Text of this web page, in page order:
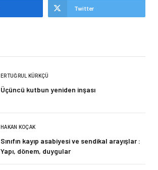
Twitter
ERTUĞRUL KÜRKÇÜ
Üçüncü kutbun yeniden inşası
HAKAN KOÇAK
Sınıfın kayıp asabiyesi ve sendikal arayışlar :
Yapı, dönem, duygular